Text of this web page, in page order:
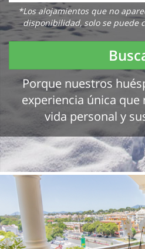
*Los alojamientos que no
disponibilidad, solo se puede
Porque nuestros
experiencia única
vida personal y